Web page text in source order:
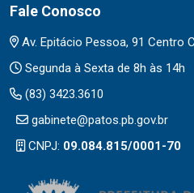
Fale Conosco
Av. Epitácio Pessoa, 91 Centro
Segunda à Sexta de 8h às 14h
(83) 3423.3610
gabinete@patos.pb.gov.br
CNPJ: 09.084.815/0001-70